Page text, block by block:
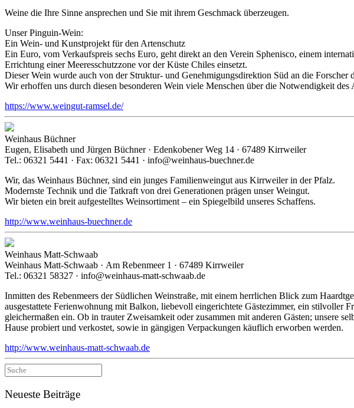
Weine die Ihre Sinne ansprechen und Sie mit ihrem Geschmack überzeugen.
Unser Pinguin-Wein:
Ein Wein- und Kunstprojekt für den Artenschutz
Ein Euro, vom Verkaufspreis sechs Euro, geht direkt an den Verein Sphenisco, einem
Errichtung einer Meeresschutzzone vor der Küste Chiles einsetzt.
Dieser Wein wurde auch von der Struktur- und Genehmigungsdirektion Süd an die
Wir erhoffen uns durch diesen besonderen Wein viele Menschen über die Notwendigkeit des
https://www.weingut-ramsel.de/
Weinhaus Büchner
Eugen, Elisabeth und Jürgen Büchner · Edenkobener Weg 14 · 67489 Kirrweiler
Tel.: 06321 5441 · Fax: 06321 5441 · info@weinhaus-buechner.de
Wir, das Weinhaus Büchner, sind ein junges Familienweingut aus Kirrweiler in der Pfalz.
Modernste Technik und die Tatkraft von drei Generationen prägen unser Weingut.
Wir bieten ein breit aufgestelltes Weinsortiment – ein Spiegelbild unseres Schaffens.
http://www.weinhaus-buechner.de
Weinhaus Matt-Schwaab
Weinhaus Matt-Schwaab · Am Rebenmeer 1 · 67489 Kirrweiler
Tel.: 06321 58327 · info@weinhaus-matt-schwaab.de
Inmitten des Rebenmeers der Südlichen Weinstraße, mit einem herrlichen Blick zum
ausgestattete Ferienwohnung mit Balkon, liebevoll eingerichtete Gästezimmer, ein stilvoller
gleichermaßen ein. Ob in trauter Zweisamkeit oder zusammen mit anderen Gästen; unsere
Hause probiert und verkostet, sowie in gängigen Verpackungen käuflich erworben werden.
http://www.weinhaus-matt-schwaab.de
Suche
nach:
Neueste Beiträge